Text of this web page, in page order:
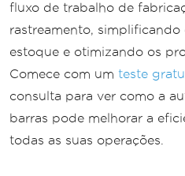
fluxo de trabalho de
rastreamento,
estoque e otimizando os
Comece com um teste
consulta para ver como a
barras pode melhorar a
todas as suas operações.